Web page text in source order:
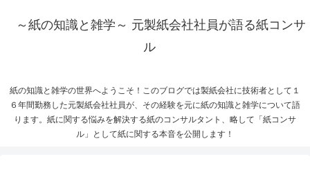
～紙の知識と雑学～ 元製紙会社社員が語る紙コンサ
ル
紙の知識と雑学の世界へようこそ！このブログでは製紙会社に技術者として１
６年間勤務した元製紙会社社員が、その経験を元に紙の知識と雑学について語
ります。紙に関する悩みを解決する紙のコンサルタント、略して「紙コンサ
ル」として紙に関する本音を公開します！